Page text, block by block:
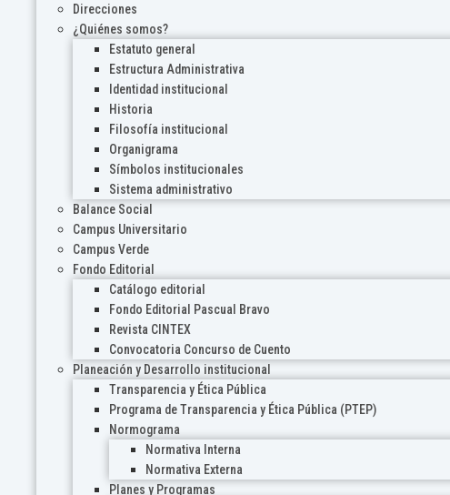
Direcciones
¿Quiénes somos?
Estatuto general
Estructura Administrativa
Identidad institucional
Historia
Filosofía institucional
Organigrama
Símbolos institucionales
Sistema administrativo
Balance Social
Campus Universitario
Campus Verde
Fondo Editorial
Catálogo editorial
Fondo Editorial Pascual Bravo
Revista CINTEX
Convocatoria Concurso de Cuento
Planeación y Desarrollo institucional
Transparencia y Ética Pública
Programa de Transparencia y Ética Pública (PTEP)
Normograma
Normativa Interna
Normativa Externa
Planes y Programas